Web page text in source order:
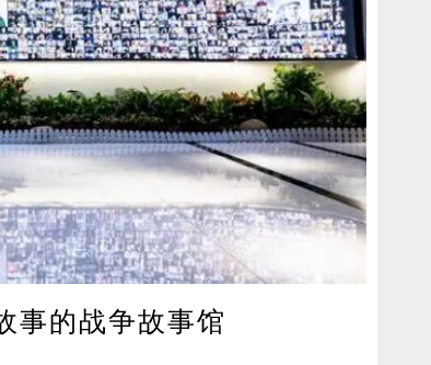
事的战争故事馆